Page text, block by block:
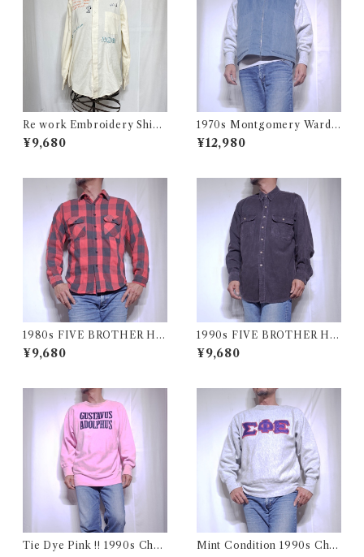
Re work Embroidery Shirt
/ リワーク ハンド刺繍入り シ
ャツ 古着
¥9,680
1970s Montgomery Ward
PUT TOGETHERS Nylon S
ki Vest / 70年代 モンゴメリー
¥12,980
1980s FIVE BROTHER He
avy Flannel Shirt / ブロック
チェック バッファロー ヘビー
¥9,680
1990s FIVE BROTHER He
avy Flannel Shirt CHAMOI
S CLOTH Black USA / ファ
¥9,680
Tie Dye Pink !! 1990s Cha
Mint Condition 1990s Cha